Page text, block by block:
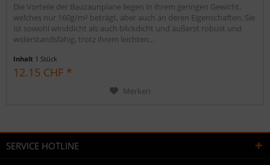
Die Vorteile der Bauzaunplane liegen in ihrem geringen Gewicht,
welches nur 160g/m² beträgt, aber auch an deren Eigenschaften. Sie
ist sowohl winddicht als auch blickdicht und äußerst robust und
widerstandsfähig, trotz ihrem leichten...
Inhalt 1 Stück
12.15 CHF *
Merken
SERVICE HOTLINE